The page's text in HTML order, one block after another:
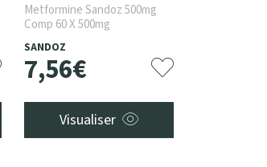
Metformine Sandoz 500mg
Comp 60 X 500mg
SANDOZ
7,56€
Visualiser